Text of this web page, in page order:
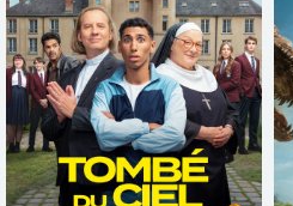
Bande-annonce
Réservation
TOUT PUBLIC